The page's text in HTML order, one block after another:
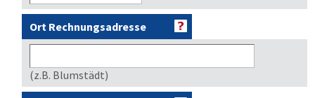
Ort Rechnungsadresse
(z.B. Blumstädt)